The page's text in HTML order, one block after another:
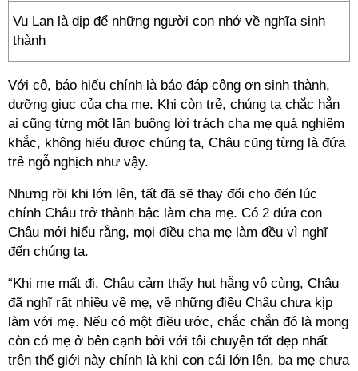
Vu Lan là dịp để những người con nhớ về nghĩa sinh
thành
Với cô, báo hiếu chính là báo đáp công ơn sinh thành,
dưỡng giục của cha mẹ. Khi còn trẻ, chúng ta chắc hẳn
ai cũng từng một lần buông lời trách cha mẹ quá nghiêm
khắc, không hiểu được chúng ta, Châu cũng từng là đứa
trẻ ngỗ nghịch như vậy.
Nhưng rồi khi lớn lên, tất đã sẽ thay đổi cho đến lúc
chính Châu trở thành bậc làm cha mẹ. Có 2 đứa con
Châu mới hiểu rằng, mọi điều cha mẹ làm đều vì nghĩ
đến chúng ta.
“Khi mẹ mất đi, Châu cảm thấy hụt hẫng vô cùng, Châu
đã nghĩ rất nhiều về mẹ, về những điều Châu chưa kịp
làm với mẹ. Nếu có một điều ước, chắc chắn đó là mong
còn có mẹ ở bên cạnh bởi với tôi chuyện tốt đẹp nhất
trên thế giới này chính là khi con cái lớn lên, ba mẹ chưa